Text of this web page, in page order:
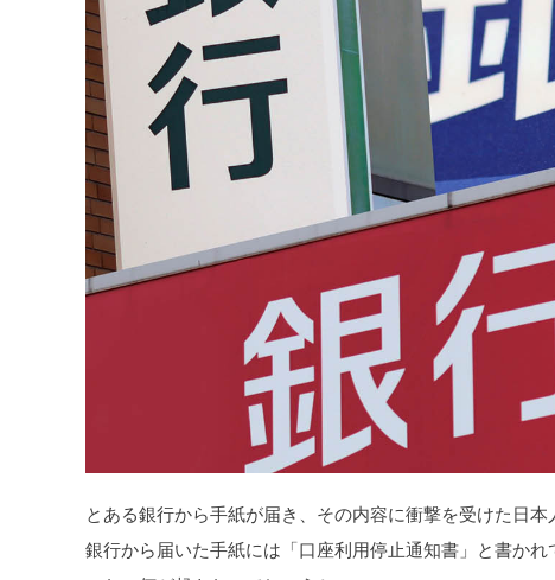
とある銀行から手紙が届き、その内容に衝撃を受けた日
銀行から届いた手紙には「口座利用停止通知書」と書か